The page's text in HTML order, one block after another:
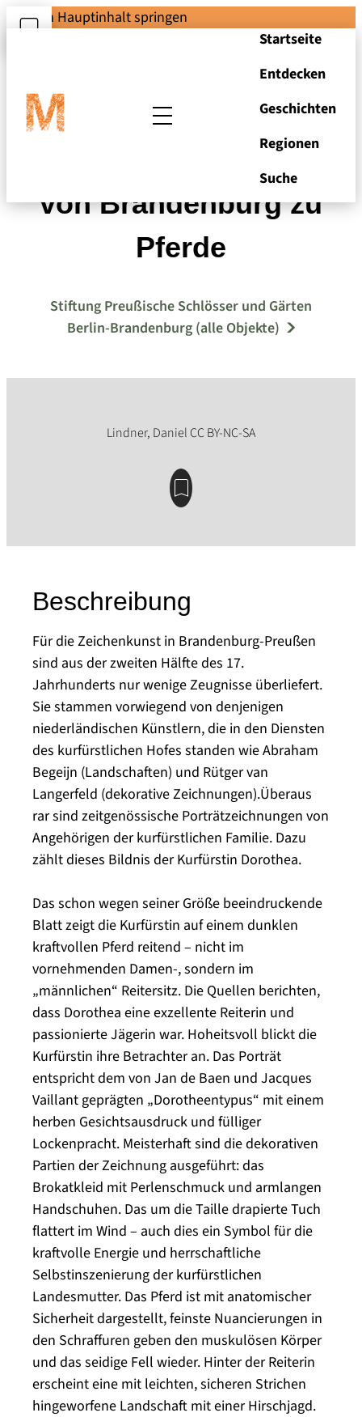
Zum Hauptinhalt springen
Startseite
Entdecken
Geschichten
Regionen
Suche
Kurfürstin Dorothea
von Brandenburg zu
Pferde
Stiftung Preußische Schlösser und Gärten
Berlin-Brandenburg (alle Objekte)
Beschreibung
Für die Zeichenkunst in Brandenburg-Preußen
sind aus der zweiten Hälfte des 17.
Jahrhunderts nur wenige Zeugnisse überliefert.
Sie stammen vorwiegend von denjenigen
niederländischen Künstlern, die in den Diensten
des kurfürstlichen Hofes standen wie Abraham
Begeijn (Landschaften) und Rütger van
Langerfeld (dekorative Zeichnungen).Überaus
rar sind zeitgenössische Porträtzeichnungen von
Angehörigen der kurfürstlichen Familie. Dazu
zählt dieses Bildnis der Kurfürstin Dorothea.
Das schon wegen seiner Größe beeindruckende
Blatt zeigt die Kurfürstin auf einem dunklen
kraftvollen Pferd reitend – nicht im
vornehmenden Damen-, sondern im
„männlichen“ Reitersitz. Die Quellen berichten,
dass Dorothea eine exzellente Reiterin und
passionierte Jägerin war. Hoheitsvoll blickt die
Kurfürstin ihre Betrachter an. Das Porträt
entspricht dem von Jan de Baen und Jacques
Vaillant geprägten „Dorotheentypus“ mit einem
herben Gesichtsausdruck und fülliger
Lockenpracht. Meisterhaft sind die dekorativen
Partien der Zeichnung ausgeführt: das
Brokatkleid mit Perlenschmuck und armlangen
Handschuhen. Das um die Taille drapierte Tuch
flattert im Wind – auch dies ein Symbol für die
kraftvolle Energie und herrschaftliche
Selbstinszenierung der kurfürstlichen
Landesmutter. Das Pferd ist mit anatomischer
Sicherheit dargestellt, feinste Nuancierungen in
den Schraffuren geben den muskulösen Körper
und das seidige Fell wieder. Hinter der Reiterin
erscheint eine mit leichten, sicheren Strichen
hingeworfene Landschaft mit einer Hirschjagd.